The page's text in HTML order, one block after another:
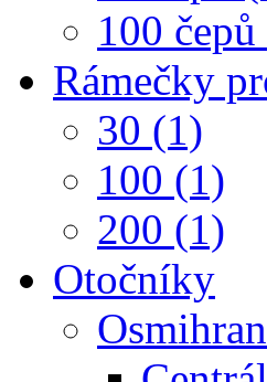
100
Rámečky
30 (1)
100 (1)
200 (1)
Otočníky